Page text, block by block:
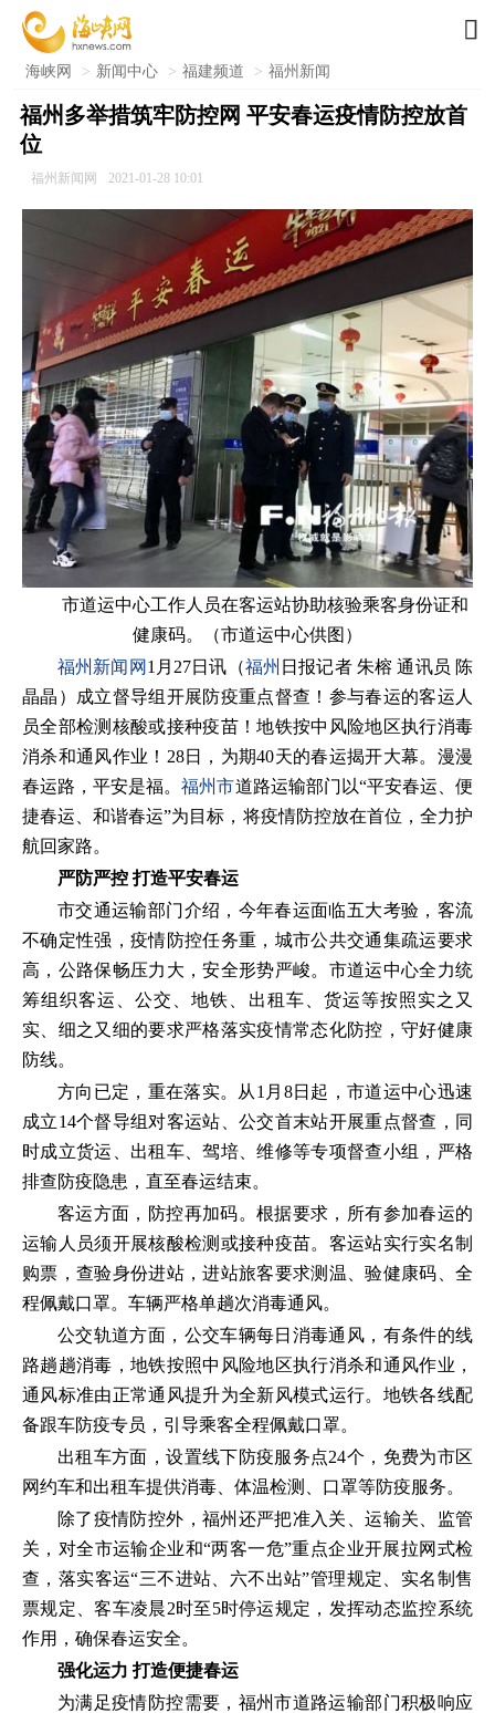

海峡网 > 新闻中心 > 福建频道 > 福州新闻
福州多举措筑牢防控网 平安春运疫情防控放首
位
福州新闻网 2021-01-28 10:01
市道运中心工作人员在客运站协助核验乘客身份证和
健康码。（市道运中心供图）
福州新闻网 1月27日讯（福州 日报记者 朱榕 通讯员 陈
晶晶）成立督导组开展防疫重点督查！参与春运的客运人
员全部检测核酸或接种疫苗！地铁按中风险地区执行消毒
消杀和通风作业！28日，为期40天的春运揭开大幕。漫漫
春运路，平安是福。福州市道路运输部门以“平安春运、便
捷春运、和谐春运”为目标，将疫情防控放在首位，全力护
航回家路。
严防严控 打造平安春运
市交通运输部门介绍，今年春运面临五大考验，客流
不确定性强，疫情防控任务重，城市公共交通集疏运要求
高，公路保畅压力大，安全形势严峻。市道运中心全力统
筹组织客运、公交、地铁、出租车、货运等按照实之又
实、细之又细的要求严格落实疫情常态化防控，守好健康
防线。
方向已定，重在落实。从1月8日起，市道运中心迅速
成立14个督导组对客运站、公交首末站开展重点督查，同
时成立货运、出租车、驾培、维修等专项督查小组，严格
排查防疫隐患，直至春运结束。
客运方面，防控再加码。根据要求，所有参加春运的
运输人员须开展核酸检测或接种疫苗。客运站实行实名制
购票，查验身份进站，进站旅客要求测温、验健康码、全
程佩戴口罩。车辆严格单趟次消毒通风。
公交轨道方面，公交车辆每日消毒通风，有条件的线
路趟趟消毒，地铁按照中风险地区执行消杀和通风作业，
通风标准由正常通风提升为全新风模式运行。地铁各线配
备跟车防疫专员，引导乘客全程佩戴口罩。
出租车方面，设置线下防疫服务点24个，免费为市区
网约车和出租车提供消毒、体温检测、口罩等防疫服务。
除了疫情防控外，福州还严把准入关、运输关、监管
关，对全市运输企业和“两客一危”重点企业开展拉网式检
查，落实客运“三不进站、六不出站”管理规定、实名制售
票规定、客车凌晨2时至5时停运规定，发挥动态监控系统
作用，确保春运安全。
强化运力 打造便捷春运
为满足疫情防控需要，福州市道路运输部门积极响应